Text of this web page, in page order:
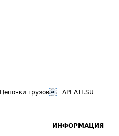
Цепочки грузов API ATI.SU
ИНФОРМАЦИЯ